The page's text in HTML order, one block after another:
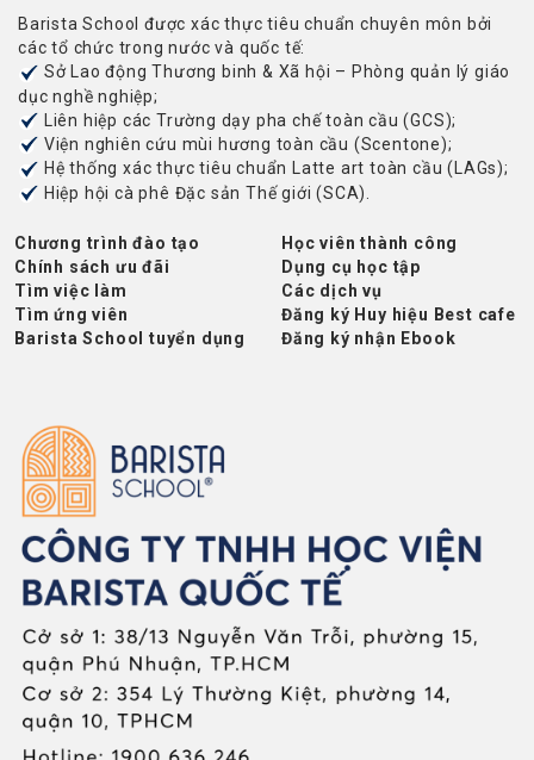
Barista School được xác thực tiêu chuẩn chuyên môn bởi
các tổ chức trong nước và quốc tế:
Sở Lao động Thương binh & Xã hội – Phòng quản lý giáo
dục nghề nghiệp;
Liên hiệp các Trường dạy pha chế toàn cầu (GCS);
Viện nghiên cứu mùi hương toàn cầu (Scentone);
Hệ thống xác thực tiêu chuẩn Latte art toàn cầu (LAGs);
Hiệp hội cà phê Đặc sản Thế giới (SCA).
Chương trình đào tạo
Chính sách ưu đãi
Tìm việc làm
Tìm ứng viên
Barista School tuyển dụng
Học viên thành công
Dụng cụ học tập
Các dịch vụ
Đăng ký Huy hiệu Best cafe
Đăng ký nhận Ebook